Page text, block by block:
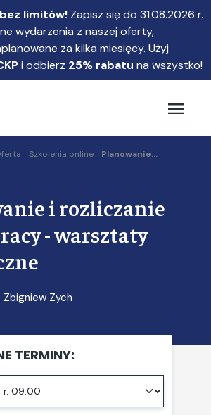
limitów!Zapisz się do 31.08.2026 r.
wydarzenia z naszej oferty,
za kilka miesięcy. Użyj
i odbierz 25% rabatu na wszystko!
Szkolenia online Planowanie...
i rozliczanie
- warsztaty
Zbigniew Zych
TERMINY: